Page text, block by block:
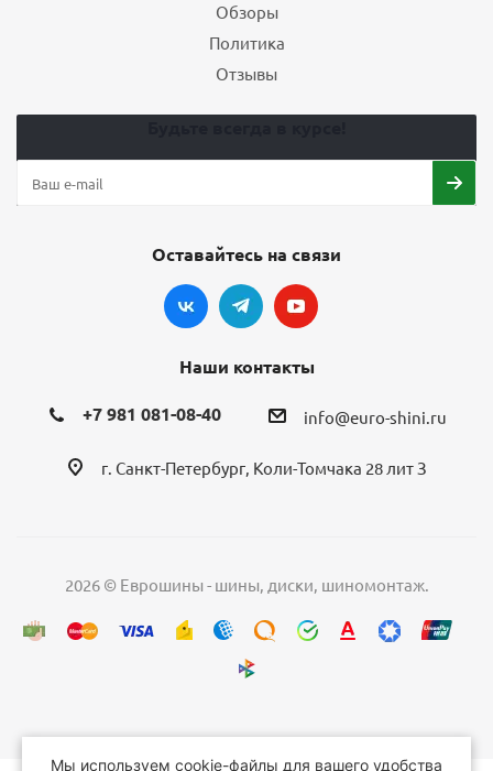
Обзоры
Политика
Отзывы
Оставайтесь на связи
Наши контакты
+7 981 081-08-40 info@euro-shini.ru
г. Санкт-Петербург, Коли-Томчака 28 лит З
2026 © Еврошины - шины, диски, шиномонтаж.
Мы используем cookie-файлы для вашего удобства